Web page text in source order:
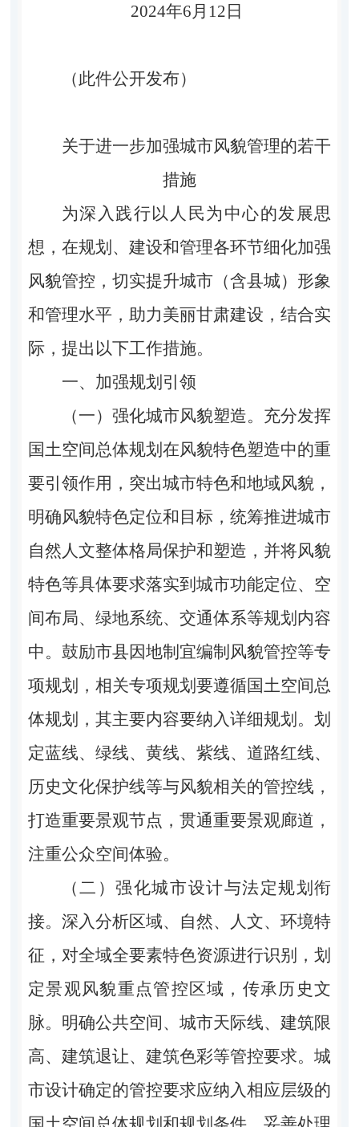
2024年6月12日
（此件公开发布）
关于进一步加强城市风貌管理的若干
措施
为深入践行以人民为中心的发展思
想，在规划、建设和管理各环节细化加强
风貌管控，切实提升城市（含县城）形象
和管理水平，助力美丽甘肃建设，结合实
际，提出以下工作措施。
一、加强规划引领
（一）强化城市风貌塑造。充分发挥
国土空间总体规划在风貌特色塑造中的重
要引领作用，突出城市特色和地域风貌，
明确风貌特色定位和目标，统筹推进城市
自然人文整体格局保护和塑造，并将风貌
特色等具体要求落实到城市功能定位、空
间布局、绿地系统、交通体系等规划内容
中。鼓励市县因地制宜编制风貌管控等专
项规划，相关专项规划要遵循国土空间总
体规划，其主要内容要纳入详细规划。划
定蓝线、绿线、黄线、紫线、道路红线、
历史文化保护线等与风貌相关的管控线，
打造重要景观节点，贯通重要景观廊道，
注重公众空间体验。
（二）强化城市设计与法定规划衔
接。深入分析区域、自然、人文、环境特
征，对全域全要素特色资源进行识别，划
定景观风貌重点管控区域，传承历史文
脉。明确公共空间、城市天际线、建筑限
高、建筑退让、建筑色彩等管控要求。城
市设计确定的管控要求应纳入相应层级的